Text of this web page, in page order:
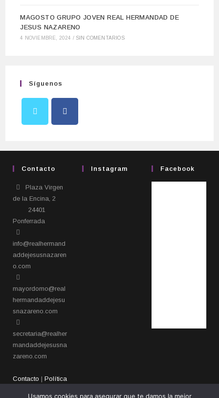
MAGOSTO GRUPO JOVEN REAL HERMANDAD DE
JESUS NAZARENO
4 NOVIEMBRE, 2024 / SIN COMENTARIOS
Síguenos
Contacto
Plaza Virgen
de la Encina, 2
24401
Ponferrada​
info@realhermand
addejesusnazaren
o.com
mayordomo@real
hermandaddejesu
snazareno.com
secretaria@realher
mandaddejesusna
zareno.com
Contacto |Política
Instagram Facebook
Usamos cookies para asegurar que te damos la mejor